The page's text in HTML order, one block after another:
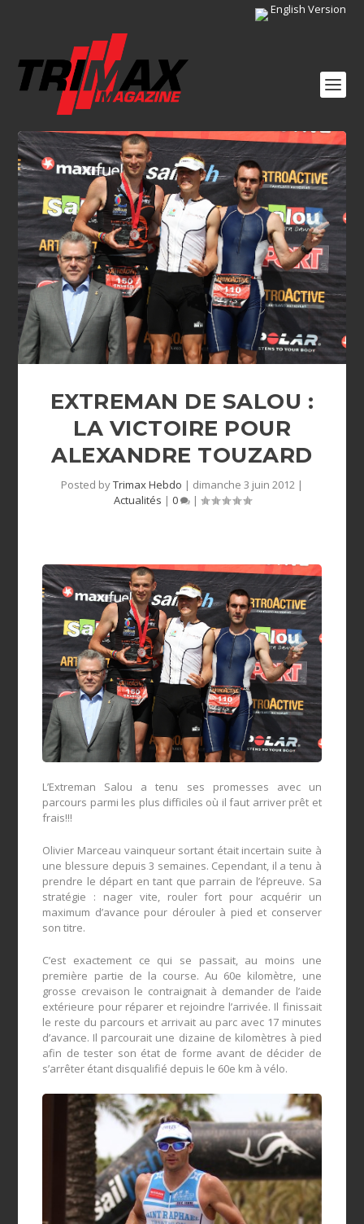
English Version
EXTREMAN DE SALOU :
LA VICTOIRE POUR
ALEXANDRE TOUZARD
Posted byTrimax Hebdo | dimanche 3 juin 2012 |
Actualités | 0 |
L’Extreman Salou a tenu ses promesses avec un
parcours parmi les plus difficiles où il faut arriver prêt et
frais!!!
Olivier Marceau vainqueur sortant était incertain suite à
une blessure depuis 3 semaines. Cependant, il a tenu à
prendre le départ en tant que parrain de l’épreuve. Sa
stratégie : nager vite, rouler fort pour acquérir un
maximum d’avance pour dérouler à pied et conserver
son titre.
C’est exactement ce qui se passait, au moins une
première partie de la course. Au 60e kilomètre, une
grosse crevaison le contraignait à demander de l’aide
extérieure pour réparer et rejoindre l’arrivée. Il finissait
le reste du parcours et arrivait au parc avec 17 minutes
d’avance. Il parcourait une dizaine de kilomètres à pied
afin de tester son état de forme avant de décider de
s’arrêter étant disqualifié depuis le 60e km à vélo.